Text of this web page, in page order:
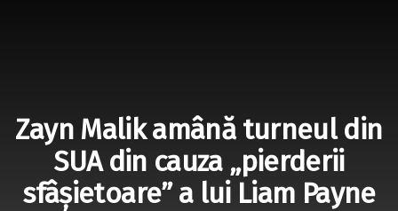
Zayn Malik amână turneul din
SUA din cauza „pierderii
sfâșietoare” a lui Liam Payne